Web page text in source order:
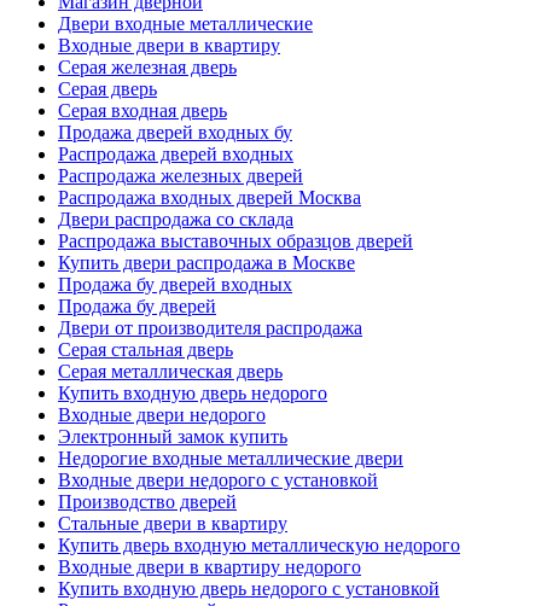
Двери входные металлические
Входные двери в квартиру
Серая железная дверь
Серая дверь
Серая входная дверь
Продажа дверей входных бу
Распродажа дверей входных
Распродажа железных дверей
Распродажа входных дверей Москва
Двери распродажа со склада
Распродажа выставочных образцов дверей
Купить двери распродажа в Москве
Продажа бу дверей входных
Продажа бу дверей
Двери от производителя распродажа
Серая стальная дверь
Серая металлическая дверь
Купить входную дверь недорого
Входные двери недорого
Электронный замок купить
Недорогие входные металлические двери
Входные двери недорого с установкой
Производство дверей
Стальные двери в квартиру
Купить дверь входную металлическую недорого
Входные двери в квартиру недорого
Купить входную дверь недорого с установкой